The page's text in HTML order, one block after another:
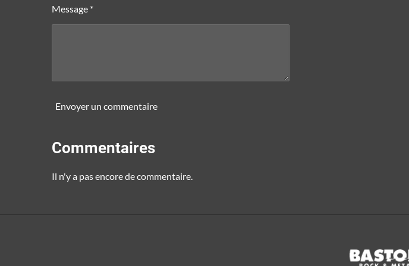
Message *
Envoyer un commentaire
Commentaires
Il n'y a pas encore de commentaire.